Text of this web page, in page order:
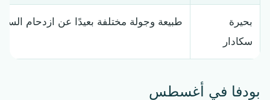
بحيرة
سكادار
طبيعة وجولة مختلفة بعيدًا عن ازدحام
بودفا في أغسطس